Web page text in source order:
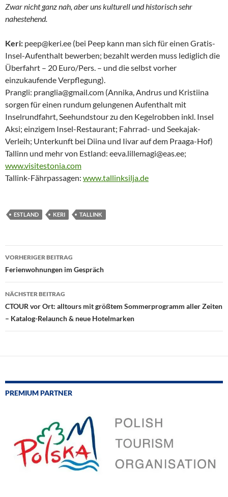
Zwar nicht ganz nah, aber uns kulturell und historisch sehr
nahestehend.
Keri: peep@keri.ee (bei Peep kann man sich für einen Gratis-
Insel-Aufenthalt bewerben; bezahlt werden muss lediglich die
Überfahrt – 20 Euro/Pers. – und die selbst vorher
einzukaufende Verpflegung).
Prangli: pranglia@gmail.com (Annika, Andrus und Kristiina
sorgen für einen rundum gelungenen Aufenthalt mit
Inselrundfahrt, Seehundstour zu den Kegelrobben inkl. Insel
Aksi; einzigem Insel-Restaurant; Fahrrad- und Seekajak-
Verleih; Unterkunft bei Diina und Iivar auf dem Praaga-Hof)
Tallinn und mehr von Estland: eeva.lillemagi@eas.ee;
www.visitestonia.com
Tallink-Fährpassagen: www.tallinksilja.de
ESTLAND KERI TALLINK
Beitragsnavigation
VORHERIGER BEITRAG
Ferienwohnungen im Gespräch
NÄCHSTER BEITRAG
CTOUR vor Ort: alltours mit größtem Sommerprogramm aller Zeiten
– Katalog-Relaunch & neue Hotelmarken
PREMIUM PARTNER